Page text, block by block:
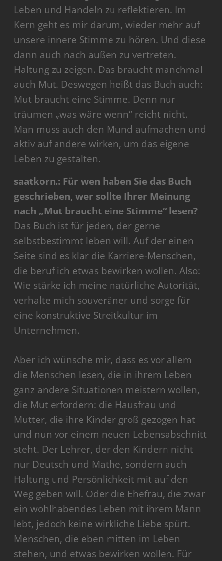
Leben und Handeln zu reflektieren. Im
Kern geht es mir darum, wieder mehr auf
unsere innere Stimme zu hören. Und diese
dann auch nach außen zu vertreten.
Haltung zu zeigen. Das braucht manchmal
auch Mut. Deswegen heißt das Buch auch:
Mut braucht eine Stimme. Denn nur
träumen „was wäre wenn“ reicht nicht.
Man muss auch den Mund aufmachen und
aktiv auf andere wirken, um das eigene
Leben zu gestalten.
saatkorn.: Für wen haben Sie das Buch
geschrieben, wer sollte Ihrer Meinung
nach „Mut braucht eine Stimme“ lesen?
Das Buch ist für jeden, der gerne
selbstbestimmt leben will. Auf der einen
Seite sind es klar die Karriere-Menschen,
die beruflich etwas bewirken wollen. Also:
Wie stärke ich meine natürliche Autorität,
verhalte mich souveräner und sorge für
eine konstruktive Streitkultur im
Unternehmen.
Aber ich wünsche mir, dass es vor allem
die Menschen lesen, die in ihrem Leben
ganz andere Situationen meistern wollen,
die Mut erfordern: die Hausfrau und
Mutter, die ihre Kinder groß gezogen hat
und nun vor einem neuen Lebensabschnitt
steht. Der Lehrer, der den Kindern nicht
nur Deutsch und Mathe, sondern auch
Haltung und Persönlichkeit mit auf den
Weg geben will. Oder die Ehefrau, die zwar
ein wohlhabendes Leben mit ihrem Mann
lebt, jedoch keine wirkliche Liebe spürt.
Menschen, die eben mitten im Leben
stehen, und etwas bewirken wollen. Für